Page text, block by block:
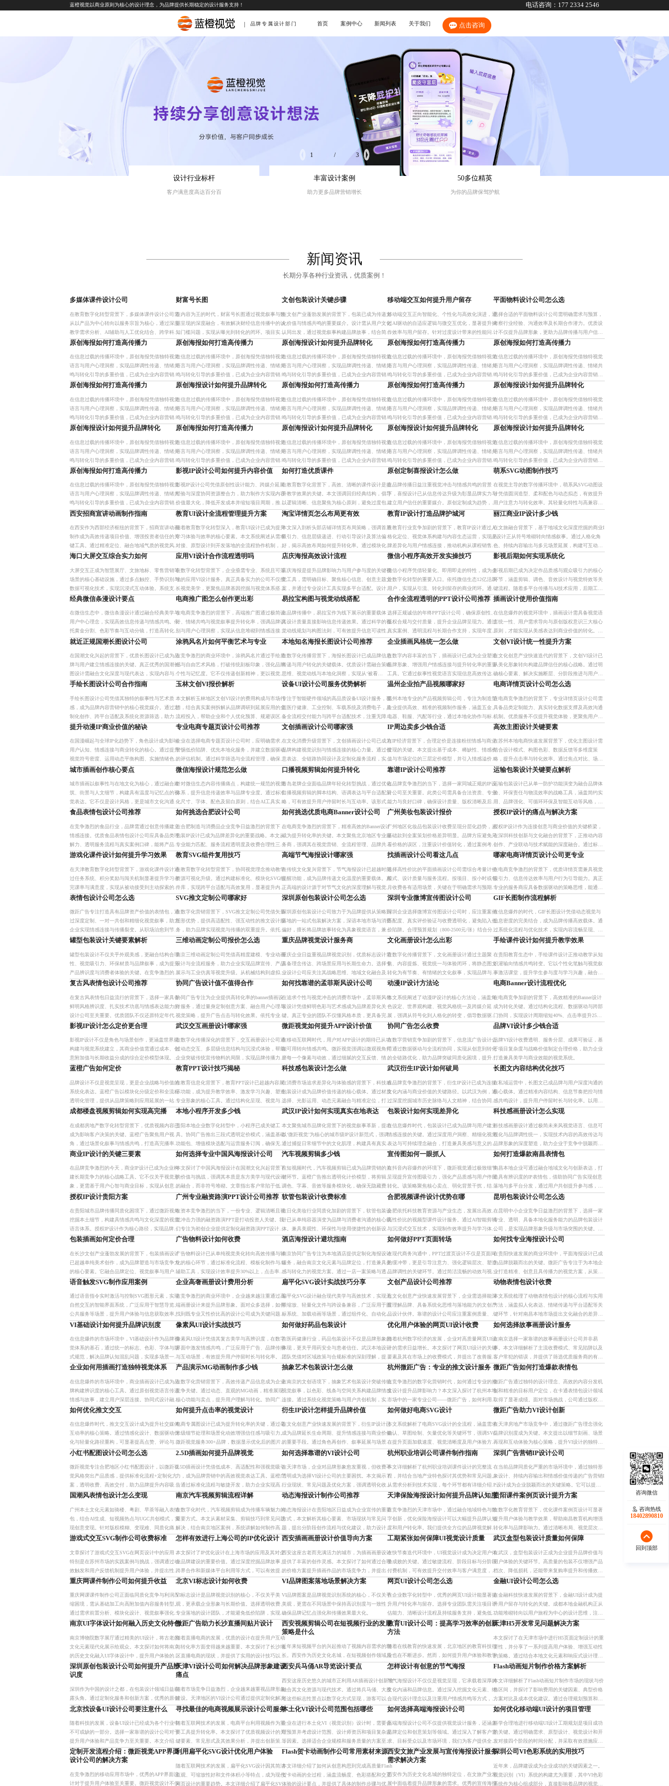
蓝橙视觉以商业原则为核心的设计理念，为品牌提供长期稳定的设计服务支持！ 电话咨询： 177 2334 2546
品牌专属设计部门 首页 案例中心 新闻列表 关于我们 点击咨询
2 / 3
设计行业标杆
客户满意度高达百分百
丰富设计案例
助力更多品牌营销增长
50多位精英
为你的品牌保驾护航
新闻资讯
长期分享各种行业资讯，优质案例！
多媒体课件设计公司
在教育数字化转型背景下，多媒体课件设计公司需
从以产品为中心转向以服务宗旨为核心，通过深度
教学需求分析、AI辅助与人工优化结合、跨学科协
作等机制，构建定制化、高适配性的课件设计体
财富号长图
在内容为王的时代，财富号长图通过视觉叙事与数
据呈现的深度融合，有效解决财经信息传播中的认
知门槛问题，实现从曝光到转化的闭环。项目实践
表明，结构化内容设计与精细化视觉表达可显著提
文创包装设计关键步骤
在文创产业蓬勃发展的背景下，包装已成为传递文
化价值与情感共鸣的重要媒介。设计需从用户文化
认同出发，通过视觉叙事构建品牌故事，结合简约
美学与可持续材质，实现文化基因的现代转化。采
移动端交互如何提升用户留存
移动端交互正向智能化、个性化与高效化演进，通
过AI驱动的自适应逻辑与微交互优化，显著提升操
作效率与用户留存。针对过度设计带来的性能问
题，倡导精炼流程与渐进式披露，构建自然连贯的
平面物料设计公司怎么选
选择合适的平面物料设计公司需明确需求与预算，
考察行业经验、沟通效率及长期合作潜力。优质设
计不仅提升品牌形象，更助力品牌传播与用户信任
建立。
原创海报如何打造高传播力
在信息过载的传播环境中，原创海报凭借独特视觉
语言与用户心理洞察，实现品牌调性传递、情绪共
鸣与转化引导的多重价值，已成为企业内容营销的
核心抓手。其系统化设计流程与多场景适配能力，
原创海报如何打造高传播力
在信息过载的传播环境中，原创海报凭借独特视觉
语言与用户心理洞察，实现品牌调性传递、情绪共
鸣与转化引导的多重价值，已成为企业内容营销的
核心抓手。其系统化设计流程与多场景适配能力，
原创海报设计如何提升品牌转化
在信息过载的传播环境中，原创海报凭借独特视觉
语言与用户心理洞察，实现品牌调性传递、情绪共
鸣与转化引导的多重价值，已成为企业内容营销的
核心抓手。其系统化设计流程与多场景适配能力，
原创海报如何打造高传播力
在信息过载的传播环境中，原创海报凭借独特视觉
语言与用户心理洞察，实现品牌调性传递、情绪共
鸣与转化引导的多重价值，已成为企业内容营销的
核心抓手。其系统化设计流程与多场景适配能力，
原创海报如何打造高传播力
在信息过载的传播环境中，原创海报凭借独特视觉
语言与用户心理洞察，实现品牌调性传递、情绪共
鸣与转化引导的多重价值，已成为企业内容营销的
核心抓手。其系统化设计流程与多场景适配能力，
原创海报如何打造高传播力
在信息过载的传播环境中，原创海报凭借独特视觉
语言与用户心理洞察，实现品牌调性传递、情绪共
鸣与转化引导的多重价值，已成为企业内容营销的
核心抓手。其系统化设计流程与多场景适配能力，
原创海报设计如何提升品牌转化
在信息过载的传播环境中，原创海报凭借独特视觉
语言与用户心理洞察，实现品牌调性传递、情绪共
鸣与转化引导的多重价值，已成为企业内容营销的
核心抓手。其系统化设计流程与多场景适配能力，
原创海报如何打造高传播力
在信息过载的传播环境中，原创海报凭借独特视觉
语言与用户心理洞察，实现品牌调性传递、情绪共
鸣与转化引导的多重价值，已成为企业内容营销的
核心抓手。其系统化设计流程与多场景适配能力，
原创海报如何打造高传播力
在信息过载的传播环境中，原创海报凭借独特视觉
语言与用户心理洞察，实现品牌调性传递、情绪共
鸣与转化引导的多重价值，已成为企业内容营销的
核心抓手。其系统化设计流程与多场景适配能力，
原创海报设计如何提升品牌转化
在信息过载的传播环境中，原创海报凭借独特视觉
语言与用户心理洞察，实现品牌调性传递、情绪共
鸣与转化引导的多重价值，已成为企业内容营销的
核心抓手。其系统化设计流程与多场景适配能力，
原创海报设计如何提升品牌转化
在信息过载的传播环境中，原创海报凭借独特视觉
语言与用户心理洞察，实现品牌调性传递、情绪共
鸣与转化引导的多重价值，已成为企业内容营销的
核心抓手。其系统化设计流程与多场景适配能力，
原创海报如何打造高传播力
在信息过载的传播环境中，原创海报凭借独特视觉
语言与用户心理洞察，实现品牌调性传递、情绪共
鸣与转化引导的多重价值，已成为企业内容营销的
核心抓手。其系统化设计流程与多场景适配能力，
原创海报设计如何提升品牌转化
在信息过载的传播环境中，原创海报凭借独特视觉
语言与用户心理洞察，实现品牌调性传递、情绪共
鸣与转化引导的多重价值，已成为企业内容营销的
核心抓手。其系统化设计流程与多场景适配能力，
原创海报设计如何提升品牌转化
在信息过载的传播环境中，原创海报凭借独特视觉
语言与用户心理洞察，实现品牌调性传递、情绪共
鸣与转化引导的多重价值，已成为企业内容营销的
核心抓手。其系统化设计流程与多场景适配能力，
原创海报设计如何提升品牌转化
在信息过载的传播环境中，原创海报凭借独特视觉
语言与用户心理洞察，实现品牌调性传递、情绪共
鸣与转化引导的多重价值，已成为企业内容营销的
核心抓手。其系统化设计流程与多场景适配能力，
原创海报如何打造高传播力
在信息过载的传播环境中，原创海报凭借独特视觉
语言与用户心理洞察，实现品牌调性传递、情绪共
鸣与转化引导的多重价值，已成为企业内容营销的
核心抓手。其系统化设计流程与多场景适配能力，
影视IP设计公司如何提升内容价值
影视IP设计公司凭借原创性设计能力、跨媒介延展
经验与深度协同资源整合力，助力制作方实现内容
价值最大化，降低开发成本并缩短项目周期，推动
品牌可持续发展。
如何打造优质课件
在教育数字化背景下，高效、清晰的课件设计是提
升教学效果的关键。本文强调回归经典结构，倡导
以逻辑清晰、信息聚焦为核心原则，避免过度包
装，通过标准化模板与内容优化，实现备课效率提
原创定制喜报设计怎么做
在品牌传播日益注重视觉冲击与情感共鸣的背景
下，喜报设计已从信息传达升级为彰显品牌实力与
建立用户信任的重要媒介。原创定制成为趋势，通
过个性化创意、统一视觉语言与互动化表达，实现
萌系SVG动图制作技巧
在视觉主导的数字传播环境中，萌系风SVG动图设
计凭借圆润造型、柔和配色与动态拟态，有效提升
用户注意力与转化效率。其轻量化特性与高兼容
性，适配移动端场景，广泛应用于电商、社交及H5
西安招商宣讲动画制作指南
在西安作为西部经济枢纽的背景下，招商宣讲动画
制作成为高效传递项目价值、增强投资者信任的关
键工具。通过精准定位、融合地域气质的视觉风格
与数据可视化表达，实现从信息传达到价值塑造的
教育UI设计全流程管理提升方案
随着教育数字化转型深入，教育UI设计已成为提升
学习体验与效率的核心要素。本文系统阐述从需求
对接、原型设计到开发落地的全流程协作机制，强
调以用户为中心的设计原则与标准化流程的重要
淘宝详情页怎么布局更有效
本文深入剖析头部店铺详情页布局策略，强调首屏
吸引力、信息层级递进、行动引导设计及算法偏
好，揭示高效布局如何提升转化率。通过模块化设
计与A/B测试优化，实现从浏览到购买的自然过
教育IP设计打造品牌护城河
在教育行业竞争加剧的背景下，教育IP设计通过人
格化定位、视觉体系构建与内容生态运营，实现品
牌差异化与用户情感连接，推动机构从课程销售向
信任经济转型，助力构建可持续增长的品牌护城
丽江商业IP设计多少钱
在文旅融合背景下，基于地域文化深度挖掘的商业I
P设计正从符号堆砌转向情感叙事。通过人格化角
色、持续内容输出与多元场景延展，构建可互动、
可成长的品牌形象，实现从内容到转化的闭环。以
海口大屏交互综合实力如何
大屏交互正成为智慧展厅、文旅地标、零售营销等
场景的核心基础设施，通过多点触控、手势识别与
数据可视化技术，实现沉浸式互动体验。系统支持
远程管理与智能运维，显著提升用户参与度与转化
应用VI设计合作流程透明吗
在数字化转型背景下，企业亟需专业、系统且可落
地的应用VI设计服务。真正具备实力的公司不仅擅
长视觉美学，更聚焦品牌基因挖掘与视觉体系搭
建，覆盖从品牌定位到多平台组件库的全流程。通
店庆海报高效设计流程
店庆海报是提升品牌影响力与用户参与度的关键视
觉工具，需明确目标、聚焦核心信息、创意主题文
案，并通过专业设计工具实现多平台适配。设计后
经内部审核确保准确无误，结合线上线下渠道协同
微信小程序高效开发实操技巧
微信小程序凭借轻量化、即用即走的特性，成为企
业数字化转型的重要入口。依托微信生态12亿活跃
用户，实现从引流、转化到留存的商业闭环。通过
个性化设计与云开发技术，提升用户体验与运营效
影视后期如何实现系统化
影视后期已成为决定作品质感与观众吸引力的核心
环节，涵盖剪辑、调色、音效设计与视觉特效等关
键流程。随着多平台传播与AI技术应用，后期工作
正向系统化、智能化演进，需构建标准化流程以确
经典微信条漫设计要点
在微信生态中，微信条漫设计通过融合经典美学与
用户中心理念，实现高效信息传递与情感共鸣。依
托黄金分割、色彩节奏与互动分镜，打造高转化率
视觉叙事内容，助力品牌建立长期影响力。
电商推广图怎么创作更出彩
在电商竞争激烈的背景下，高端推广图通过极简设
计、情绪共鸣与视觉叙事提升转化率，强调品牌识
别与用户心理洞察，实现从信息堆砌到情感连接的
升级。
易拉宝构图与视觉动线搭配
在品牌传播中，易拉宝作为线下展示的重要载体，
其设计质量直接影响信息传递效果。通过科学的视
觉动线规划与构图法则，可有效提升信息可读性与
品牌调性，实现高效传播。本文强调留白、对齐、
合作全流程透明的PPT设计公司推荐
选择正规诚信的年终PPT设计公司，确保原创性、
版权合规与交付质量，提升企业品牌呈现力。通过
真实案例、透明流程与长期合作支持，实现年度汇
报的专业化与视觉统一。
插画设计使用价值指南
在信息爆炸的视觉环境中，插画设计需具备视觉语
言统一性、用户需求导向与原创版权意识三大核心
原则，才能实现从美感表达到商业价值的转化。优
秀作品不仅是艺术呈现，更是品牌传播与用户共鸣
就近正规国潮长图设计公司
在国潮文化兴起的背景下，优质长图设计已成为品
牌与用户建立情感连接的关键。真正优秀的国潮长
图设计需融合文化深度与现代表达，实现内容与视
觉的高度统一，提升传播效果。企业应从流程、案
涂鸦风名片如何平衡艺术与专业
在竞争激烈的商业环境中，涂鸦风名片通过手绘质
感与自由艺术风格，打破传统刻板印象，强化品牌
个性与记忆度。它不仅传递创新精神，更以视觉冲
击力提升好感度，适用于文创、设计类品牌。合理
本地知名海报长图设计公司推荐
在数字化传播背景下，海报长图设计已成品牌信息
传递与用户转化的关键载体。优质设计需融合策略
思维、视觉动线与本地化洞察，实现从‘被看
到’到‘被转发’的传播闭环。专业团队通过AI辅助、
企业插画风格统一怎么做
在数字内容丰富的当下，插画设计已成为企业塑造
品牌形象、增强用户情感连接与提升转化率的重要
工具。它通过叙事性视觉语言实现信息高效传达，
广泛应用于品牌宣传、电商展示及APP交互引导等
文创VI设计统一性提升方案
在文化创意产业快速迭代的背景下，文创VI设计已
从美化形象转向构建品牌信任的核心战略。通过明
确核心要素、解决实施断层、分阶段推进与用户参
与式创新，实现视觉系统高效落地。该体系显著提
手绘长图设计公司合作指南
手绘长图设计公司凭借其独特的叙事性与艺术质
感，成为品牌内容营销中的核心视觉媒介。通过定
制化创作、跨平台适配及系统化资源筛选，助力企
业高效产出高传播力的视觉内容，广泛应用于品牌
玉林文创VI报价解析
本文解析玉林地区文创VI设计的费用构成与市场行
情，结合真实案例拆解从品牌调研到延展应用的全
流程投入，帮助企业和个人优化预算、规避误区，
实现品牌视觉系统的高效落地。
设备UI设计公司服务优势解析
专注于智能硬件领域的高品质设备UI设计服务，覆
盖医疗健康、工业控制、车载系统及消费电子，具
备全流程交付能力与跨平台适配技术，注重无障碍
设计、低功耗优化与长期迭代支持，助力产品提升
温州企业拍产品视频哪家好
温州本地专业的产品视频剪辑公司，专注为制造型
企业提供高效、精准的视频制作服务，涵盖五金、
电器、鞋服、汽配等行业，通过本地化协作与标准
化流程，助力企业提升品牌影响力与市场竞争力。
电商详情页设计公司怎么选
在电商竞争激烈的背景下，专业详情页设计公司需
具备品类定制能力、真实转化数据支撑及高效沟通
机制。优质服务不仅提升视觉体验，更聚焦用户心
理与商业逻辑，实现高转化率。企业应注重长期价
提升动漫IP商业价值的秘诀
在国漫崛起与全球IP化趋势下，角色设计成为影响
用户认知、情感连接与商业转化的核心。通过提升
视觉符号密度、运用动态平衡构图、实施情绪色彩
映射、适配跨文化审美，并构建角色成长档案与视
专业电商专题页设计公司推荐
企业在选择电商专题页设计公司时，应明确需求、
警惕低价陷阱、优先本地化服务，并建立数据驱动
的评估机制。通过科学筛选与全流程管理，确保页
面兼具视觉吸引力与转化效率，实现高效落地与持
文创插画设计公司哪家强
在文化消费升级背景下，文创插画设计公司已成为
品牌构建视觉识别与情感连接的核心力量。通过创
意表达、全链路协同设计及定制化服务流程，实现
从概念到落地的无缝衔接，助力品牌在社交媒体时
IP周边卖多少钱合适
在IP经济背景下，合理定价是连接粉丝情感与商业
变现的关键。本文提出基于成本、稀缺性、情感价
值与市场定位的三层定价模型，并引入情感溢价机
制，助力品牌实现从短期销售到长期生态的跃迁。
高效主图设计关键要素
在苏州本地电商快速发展背景下，优化主图设计需
结合设计模式、构图色彩、数据反馈等多维度策
略，提升点击率与转化效率。通过焦点对比、场景
嵌入、信任背书等模式，融合苏式美学元素，实现
城市插画创作核心要点
城市插画以叙事性与在地文化为核心，通过融合建
筑、街景与人文细节，构建具有温度与记忆点的视
觉表达。它不仅是设计风格，更是城市文化沟通的
媒介，广泛应用于文旅宣传、品牌推广与数字交互
微信海报设计规范怎么做
针对微信生态内容传播痛点，构建统一规范的视觉
体系，提升信息传递效率与品牌专业度。通过标准
化尺寸、字体、配色及留白原则，结合AI工具实现
高效复用，解决风格不一、反复修改等问题，助力
口播视频剪辑如何提升转化
青岛老牌企业面临品牌年轻化转型挑战，通过优化
口播视频剪辑的脚本结构、语调表达与平台适配策
略，可有效提升用户停留时长与互动率。该形式以
真实语感传递品牌故事，助力传统品牌在抖音、小
靠谱IP设计公司推荐
在品牌竞争激烈的当下，选择一家同城正规的IP设
计公司至关重要。此类公司需具备合法资质、专业
能力与良好口碑，确保设计质量、版权清晰及后期
服务到位。通过国家信用系统验证、案例作品集审
运输包装设计关键要点解析
运输包装设计已从单一防护功能演变为融合品牌体
验、环保责任与物流效率的战略工具，涵盖简约实
用、品牌强化、可循环环保及智能互动等风格，需
注重材料选型、结构稳固、尺寸标准化与法规合
食品表情包设计公司推荐
在竞争激烈的食品行业，品牌需通过创意传播建立
情感连接。优质食品表情包设计公司应具备品类理
解力、透明服务流程与真实案例口碑，能将产品特
性转化为生动视觉语言，实现社交裂变传播。
如何挑选合肥设计公司
在合肥制造与消费品企业竞争日益激烈的背景下，
包装IP设计已成为品牌差异化的重要战略。本文从
专业能力匹配、服务流程透明度及收费合理性三方
面，系统分析如何筛选值得信赖的包装IP设计公
如何挑选优质电商Banner设计公司
在电商竞争激烈的背景下，精准高效的Banner设计
成为提升转化率的关键。本文聚焦北京地区专业服
务商，强调其在视觉营销、全流程管理、品牌共创
及长期价值沉淀方面的优势，助力企业实现从一次
广州美妆包装设计报价
广州地区化妆品包装设计收费呈现分层化趋势，从
基础款到全案策划价格差异明显。品牌方应避免只
看价格的误区，注重设计价值转化，通过案例考
察、分阶段付费和明确目标科学决策。优质设计不
授权IP设计的痛点与解决方案
授权IP设计作为连接创意与商业价值的关键桥梁，
在深圳科技创新与文化融合的背景下，正推动内容
创作、产业联动与技术赋能的深度融合。通过标准
化协议与数字技术应用，实现版权保护、收益透明
游戏化课件设计如何提升学习效果
在天津教育数字化转型背景下，游戏化课件设计通
过任务系统、积分奖励与闯关机制显著提升学习者
完课率与满意度，实现从被动接受到主动探索的转
变。该模式融合H5技术与数据追踪，广泛应用于职
教育SVG组件复用技巧
在教育数字化转型背景下，协同视觉理念推动教学
资源可视化升级。通过构建标准化、模块化SVG组
件库，实现跨平台适配与高效复用，显著提升内容
生产效率与视觉一致性。合肥等地实践表明，该模
高端节气海报设计哪家强
在传统文化复兴背景下，节气海报设计已超越时间
提醒功能，成为品牌传递文化温度的重要载体。真
正高端的设计源于对节气文化的深度理解与视觉创
新，需具备系统性视觉延展能力、跨平台适配及文
找插画设计公司看这几点
选择高性价比的平面插画设计公司需综合考量计价
模式、设计质量与服务流程。按项目、按小时或包
月收费各有适用场景，关键在于明确需求与预期。
真正优质的服务不仅体现在价格上，更在于风格统
哪家电商详情页设计公司更专业
在电商竞争激烈的背景下，优质详情页需兼具视觉
吸引力、信息传达效率与用户行为引导能力。真正
专业的服务商应具备数据驱动的策略思维，能通过
A/B测试、热力图分析等工具优化转化路径，并针
表情包设计公司怎么选
微距广告专注打造具有品牌资产价值的表情包，通
过深度定制、一对一共创和精细化视觉叙事，助力
企业实现情感连接与传播裂变。从职场治愈到节日
主题，每套表情包均具备强辨识度与长期传播力，
SVG推文定制公司哪家好
在数字化营销背景下，SVG推文定制公司凭借矢量
图形优势，提供高适配性、强互动性的推文设计服
务，助力品牌实现视觉与传播的双重提升。依托本
地化团队与数据驱动策略，精准匹配跨行业需求，
深圳原创包装设计公司怎么选
深圳原创包装设计公司致力于为品牌提供从策略到
落地的一站式包装解决方案，深谙本地市场与消费
偏好，擅长将品牌故事转化为具象视觉语言，兼顾
美学与可生产性。通过深度洞察、跨维度协作与绿
深圳专业微博宣传图设计公司
深圳企业选择微博宣传图设计公司时，应注重案例
匹配度、真实评价验证与收费透明化，避免陷入低
价陷阱。合理预算规划（800-2500元/张）结合分阶
段付款与修改次数限定，确保交付品质。真正有价
GIF长图制作流程解析
在信息爆炸的时代，GIF长图设计凭借动态视觉与
信息密度的完美结合，成为品牌传播高效载体。通
过系统化流程与优化技术，实现内容流畅呈现、文
件轻量化与跨平台兼容，显著提升用户停留时长与
罐型包装设计关键要素解析
罐型包装设计不仅关乎外观美感，更融合结构合理
性、视觉吸引力、环保材质与品牌叙事，成为提升
产品辨识度与消费者体验的关键。在竞争激烈的市
场中，优秀的罐型包装设计能实现从功能容器到品
三维动画定制公司报价怎么选
南京三维动画定制公司凭借高精度建模、专业动画
设计与全流程服务，助力企业实现品牌宣传、产品
展示与工业仿真等视觉升级。从机械结构到虚拟场
景，提供高性价比解决方案，满足不同行业需求。
重庆品牌视觉设计服务商
重庆企业日益重视品牌视觉识别，优质标志设计需
具备理念传达、跨场景应用与长期生命力。选择专
业设计公司应关注其战略思维、地域文化融合及完
整服务流程，避免模板化、同质化问题。通过深度
文化画册设计怎么出彩
在数字化传播背景下，文化画册设计通过主题聚
焦、内容提炼、视觉统一与体验闭环，将静态图文
转化为有节奏、有情绪的文化叙事，实现品牌与受
众的情感连接。优质画册不仅提升传播效率与用户
手绘课件设计如何提升教学效果
在贵阳教育生态中，手绘课件设计正推动教学从知
识灌输向情感共鸣转变。它以个性化笔触与视觉叙
事激活课堂，提升学生参与度与学习兴趣，融合地
域文化元素，实现因材施教与美学表达的统一。该
复古风表情包设计公司推荐
在复古风表情包日益流行的背景下，选择一家具备
鲜明风格辨识度、扎实技术功底与情感表达能力的
设计公司至关重要。优质团队不仅还原特定年代视
觉语言，更注重情绪共鸣与用户心理契合，通过真
协同广告设计值不值得合作
协同广告专注为企业提供高转化率的banner插画设
计服务，通过量身定制创意方案、融合用户心理与
视觉策略，提升广告点击与转化效果。依托专业团
队与高效协作机制，助力品牌建立统一视觉体系，
如何找靠谱的孟菲斯风设计公司
在追求个性与视觉冲击的消费市场中，孟菲斯风包
装设计凭借鲜明色彩与艺术感成为品牌差异化关
键。真正专业的团队不仅懂风格本质，更具备完整
项目流程、透明沟通机制与可量化成果交付能力。
动漫IP设计方法论
本文系统阐述了动漫IP设计的核心方法论，涵盖角
色设定、世界观构建、视觉风格统一及跨媒介延
展，强调从符号化到人格化的转变，倡导数据驱动
的迭代思维，助力创作者实现创意到商业的高效转
电商Banner设计流程优化
在电商竞争加剧的背景下，高效精准的Banner设计
成为转化关键。通过结构化流程、数据驱动与跨部
门协同，实现设计周期缩短40%、点击率提升25%
以上，助力企业将视觉内容转化为实际增长杠杆。
影视IP设计怎么定价更合理
影视IP设计不仅是角色与场景创作，更涵盖世界观
构建与视觉系统建立，其商业价值需通过成本、创
意附加值与长期收益分成的综合定价模型体现。行
业正从一次性交付转向全生命周期运营，强调透明
武汉交互画册设计哪家强
在数字化传播深化的背景下，交互画册设计公司通
过动态交互、多层级信息结构与沉浸式体验，帮助
企业突破传统宣传物料的局限，实现品牌传播力与
用户参与感的双重提升。协同广告立足武汉，提供
微距视觉如何提升APP设计价值
在移动互联网时代，用户对APP设计的期待已从功
能可用转向情感共鸣。微距视觉强调以微观视角打
磨每一个像素与动效，通过细腻的交互反馈、情绪
化的设计语言和多场景适配，提升用户的掌控感与
协同广告怎么收费
在数字营销竞争加剧的背景下，信息流广告设计公
司通过数据驱动与全流程协同，实现从创意到转化
的全链路优化，助力品牌突破同质化困境，提升点
击率与转化效果。
品牌VI设计多少钱合适
品牌VI设计收费透明、服务分层、成果可验证，基
于项目复杂度与战略价值制定合理价格，助力企业
打造兼具美学与商业效能的视觉系统。
蓝橙广告如何定价
品牌设计不仅是视觉呈现，更是企业战略与价值的
系统化表达。蓝橙广告以模块化分级定价和全流程
透明化管理，提供从品牌策略到应用延展的一站式
服务，确保每一分钱都转化为可量化的品牌资产。
教育PPT设计技巧揭秘
在教育信息化背景下，教育PPT设计已超越内容展
示功能，成为提升教学效率、激发学习兴趣、塑造
专业形象的核心工具。通过结构化呈现、视觉与互
动设计、统一风格打造，实现知识高效传递与深度
科技感包装设计怎么做
在消费市场追求差异化与体验感的背景下，科技感
包装设计成为品牌价值传递的核心载体。通过材质
选择、光影运用、动态元素融合与精准定位，打造
兼具视觉冲击力与商业价值的包装方案，实现从‘被
武汉衍生IP设计如何破局
在品牌竞争激烈的背景下，衍生IP设计已成为连接
文化内涵与商业价值的关键路径。以武汉为例，通
过深度挖掘城市历史脉络与人文精神，结合协同广
告的创意协同与资源整合能力，打造具辨识度与情
长图文内容结构优化技巧
在私域运营中，长图文已成品牌与用户深度沟通的
核心载体。通过精准内容结构、信息节奏把控与情
感共鸣设计，提升用户停留时长与转化率。以用户
旅程地图为指导，实现从认知到行动的闭环，助力
成都楼盘视频剪辑如何实现高完播
在成都房地产数字化转型背景下，优质视频内容已
成为影响客户决策的关键。蓝橙广告聚焦用户视
角，通过场景化叙事与情感共鸣，打造高完播率、
强转化力的视频作品，推动行业从‘卖房子’向‘卖生
本地小程序开发多少钱
贵阳本地企业数字化转型中，小程序已成关键工
具。协同广告推出三段式透明定价模式，涵盖基础
功能包、增值模块选配与运营服务订阅，确保无隐
形消费。费用合理反映技术难度与运维成本，强调
武汉IP设计如何实现真实在地表达
本文聚焦城市品牌化背景下的视觉叙事革新，提出
以‘微距视觉’为核心的城市级IP设计新范式，强调
通过捕捉日常细节中的文化肌理，构建具有真实情
感与在地性的视觉符号系统，实现从形象到故事的
包装设计如何实现差异化
在信息爆炸时代，包装设计已成为品牌与用户建立
情感连接的关键。通过深度用户洞察、精细化视觉
表达与可持续理念融合，打造兼具美感与意义的包
装方案，提升品牌辨识度与用户忠诚度。
科技感画册设计怎么实现
科技感画册设计通过极简未来风视觉语言、信息可
视化与品牌调性统一，实现技术内容的高效传达与
品牌形象的深度塑造，助力企业于竞争中脱颖而
出。
商业IP设计的关键三要素
在品牌竞争激烈的今天，商业IP设计已成为企业构
建长期竞争力的核心战略工具。它不仅关乎视觉形
象，更需基于用户心智与商业目标，实现从创意思
路到落地转化的系统化运营。通过明确设计目的、
如何选择专业中国风海报设计公司
本文探讨了中国风海报设计在国潮文化兴起背景下
的价值与挑战，强调其本质是东方美学与现代设计
的融合，而非符号堆砌。文章指出客户常陷于低价
陷阱与版权误区，并提出从作品集、文化理解、服
汽车视频剪辑多少钱
在短视频时代，汽车视频剪辑已成为品牌营销的关
键环节。蓝橙广告推出透明化计价模型，将剪辑、
调色、字幕、音效等服务模块化，确保无隐藏费
用，所有素材合法授权，助力企业高效传播。
宣传图如何一眼抓人
在抖音内容爆炸的环境下，微距视觉通过极致细节
呈现提升宣传图吸引力，强化产品质感与用户停留
转化。该策略聚焦核心卖点、弱化背景干扰，结合
光影与色彩营造高级感，已成为美妆、食品、家居
如何打造爆款南昌表情包
南昌本地企业可通过融合地域文化与创新表达，打
造具有辨识度的IP表情包，借助协同广告实现创意
落地与多平台分发，通过用户共创提升参与感，结
合热点迭代保持内容鲜活，构建区域品牌的数字名
授权IP设计贵阳方案
在贵阳城市品牌传播同质化困境下，通过微距视角
挖掘本土细节，构建具情感共鸣与文化深度的视觉
语言体系。授权IP设计作为核心路径，实现品牌从
产品售卖到故事叙述的跃迁，提升辨识度与传播
广州专业融资路演PPT设计公司推荐
在资本竞争激烈的当下，一份专业、逻辑清晰且视
觉冲击力强的融资路演PPT是打动投资人关键。我
们专注为初创企业提供定制化融资路演PPT设计服
务，将复杂商业逻辑转化为直观叙事，助力高效触
软管包装设计收费标准
在日化美妆行业同质化加剧的背景下，软管包装设
计已从单纯容器演变为品牌与消费者沟通的核心载
体。兼具美观性、环保性与使用便捷性的创新设
计，显著提升用户粘性与复购率。通过可降解材
合肥视频课件设计优势在哪
合肥依托科技教育资源与产业生态，发展出高效、
高性价比的视频型课件设计服务。通过AI智能剪辑
与沉浸式交互技术，实现制作效率提升与学习体验
升级，推动教育数字化转型。
昆明包装设计公司怎么选
在昆明中小企业竞争日益激烈的背景下，选择一家
专业、透明、具备本地化服务能力的品牌包装设计
公司，是实现品牌形象升级与市场突围的关键。本
文从行业趋势、服务标准、风险规避等方面，系统
包装插画如何定价合理
在长沙文创产业蓬勃发展的背景下，包装插画设计
已超越单纯美术创作，成为品牌塑造与市场竞争力
的核心要素。它融合品牌定位、视觉叙事与用户心
理，通过独特风格提升产品辨识度与传播力，助力
广告物料设计如何收费
广告物料设计已从单纯视觉美化转向高效传播与转
化的核心环节，通过标准化流程、模板化制作与AI
辅助工具，实现设计效率提升30%以上，点击率与
转化率增长15%-25%，助力品牌实现统一视觉呈现
酒店海报设计避坑指南
南京协同广告专注为本地酒店提供定制化海报设计
服务，融合南京文化元素与品牌定位，打造兼具美
感与转化力的视觉方案。通过一店一案策略与透明
化收费模式，助力酒店提升品牌形象与客流转化，
如何做好PPT页面转场
在现代商务沟通中，PPT过渡页设计不仅是页面间
的缓冲带，更是引导注意力、强化逻辑层次、塑造
品牌调性的关键环节。通过简洁流畅的动效与视觉
连贯性，实现信息自然衔接，提升演示专业质感与
如何找专业海报设计公司
在贵阳快速发展的商业环境中，平面海报设计已成
为品牌脱颖而出的关键。微距广告专注于为本地企
业打造精准、创意且具传播力的视觉方案，从策略
定位到高效执行，确保每张海报都能有效传递品牌
语音触发SVG制作应用案例
通过语音指令实时激活与控制SVG图形元素，实现
自然交互的智能界面系统，广泛应用于智慧导览、
公共服务等场景，提升用户体验与信息获取效率。
企业高奢画册设计费用分析
在竞争激烈的商业环境中，企业越来越注重通过高
端画册设计来提升品牌形象。面对众多选择，如何
找到既专业又性价比高的设计公司成为关键问题。
本文提供全面解析与建议，帮助企业做出明智决
扁平化SVG设计实战技巧分享
扁平化SVG设计融合现代美学与高效技术，实现无
限缩放、轻量化文件与跨设备兼容，广泛应用于图
标系统、加载动画等场景，通过组件化、自动化构
建及A11Y优化，提升页面性能与用户体验，助力品
文创产品设计公司推荐
在文化创意产业快速发展背景下，企业需选择能深
度理解品牌、具备系统化思维与落地能力的文创产
品设计伙伴。靠谱的设计公司应注重案例质量、专
业团队协作、透明沟通机制及地域文化融合能力，
动物表情包设计收费
本文系统梳理了动物表情包设计的核心流程与实用
方法，涵盖拟人化表达、情绪传递与平台适配等关
键环节，针对南昌本地市场提出文化融合的差异化
策略，并提供分层级的收费参考，助力品牌提升用
VI基础设计如何提升品牌识别度
在信息爆炸的市场环境中，VI基础设计作为品牌视
觉体系的基石，通过统一的标志、色彩、字体与版
式规范，解决品牌认知混乱问题，实现多场景一致
性的视觉表达，提升传播效率与用户信任。现代品
像素风UI设计实战技巧
像素风UI设计凭借其复古美学与高辨识度，在数字
界面中激发情感共鸣，广泛应用于广告、品牌传播
与互动场景，有效提升用户停留时长与转化率。通
过技术优化与用户导向设计，可克服适配难题，实
如何做好药品包装设计
在医药健康行业，药品包装设计不仅是品牌形象的
体现，更关乎用药安全与患者信任。武汉本地设计
团队凭借对区域政策与合规标准的深刻理解，提供
高效、灵活的分阶段计费服务，助力药企实现包装
优化用户体验的网页UI设计收费
随着杭州数字经济的发展，企业对高质量网页UI设
计的需求日益增长。本文探讨了网页UI设计的关键
要素及其在市场上的收费模式，并提出了改善服务
质量的建议，帮助企业更好地选择合适的设计服
如何选择故事画册设计服务
在南京选择一家靠谱的故事画册设计公司并非易
事。本文详细解析了主流收费模式、常见陷阱以及
客户常犯的错误，并提供了筛选优质服务商的有效
方法，帮助读者明确服务边界，了解市场情况并做
企业如何用插画打造独特视觉体系
在信息爆炸的市场环境中，商业插画设计已成为品
牌构建辨识度的核心工具。通过原创视觉语言传递
情感与故事，建立用户深层连接。协同式设计融合
战略与创意，提升效率与一致性，助力品牌实现视
产品演示MG动画制作多少钱
在数字化营销背景下，高效传递产品信息成为企业
竞争关键。通过动态、直观的MG动画，精准展现
核心功能与卖点，提升用户理解与转化。协同广告
以三步聚焦法优化内容策略，实现品牌视觉统一与
抽象艺术包装设计怎么做
在南京的文创语境下，抽象艺术包装设计突破传统
视觉叙事，以色彩、线条与空间关系构建品牌情感
连接。通过系统化视觉策略与用户共创机制，实现
文化意象的现代转译，提升产品辨识度与溢价能
杭州微距广告：专业的推文设计服务
在竞争激烈的数字化营销时代，如何通过专业的推
文设计提升品牌影响力？本文深入探讨了杭州本地
市场中的一家专业公司——微距广告，如何利用创
新的内容策略帮助品牌在小红书平台上脱颖而出。
微距广告如何打造爆款表情包
微距广告通过独特的设计理念、高效的内容分发机
制和精准的目标用户定位，在卡通表情包设计领域
取得了显著成绩。面对市场挑战，公司通过版权保
护和持续创新，确保产品的高质量和高口碑。未
如何优化推文交互
在信息爆炸时代，推文交互设计成为提升社交媒体
互动率的核心策略。通过情感化设计、数据驱动优
化与轻量化路径重构，可显著提高点赞、评论与转
发率，增强用户参与感与平台黏性，实现内容传播
如何提升点击率的视觉设计
电商专属图设计已成为提升转化率的关键，通过毫
米级细节处理和场景化动效增强信任感与吸引力。
微距视觉服务300+品牌，数据显示优化后的图片可
显著提升停留时长与转化率，中小商家可通过减法
衍生IP设计怎样提升品牌价值
在文化创意产业快速发展的背景下，衍生IP设计已
成为品牌延长生命周期、提升情感连接与商业价值
的重要手段。通过角色再创作、叙事延展与场景融
合，将IP深度融入产品与服务，实现从形象授权到
如何做好电商SVG设计
本文系统解析了电商SVG设计的全流程，涵盖需求
确认、草图绘制、矢量优化等关键环节，强调SVG
在提升页面加载速度、视觉清晰度及用户体验方面
的优势，助力电商品牌高效转化。
微距广告助力VI设计创新
在天津房地产市场竞争中，通过微距广告理念强化
品牌识别度成为关键。本文提出以细节刻画、场景
再现和互动体验为核心策略，提升VI设计的独特性
和客户共鸣力，助力企业打造差异化竞争优势。
小红书配图设计公司怎么选
微距视觉专注合肥地区小红书配图设计，以微距视
觉风格突出产品质感，提供标准化流程+定制化方
案，透明收费、高效交付，助力品牌提升内容吸引
力与转化率。
2.5D插画如何提升品牌视觉
2.5D插画设计凭借低成本、高适配性和强视觉吸引
力，成为品牌营销中的高效视觉表达工具。蓝橙广
告通过标准化流程与敏捷开发，助力企业实现高质
量、高效率的创意落地，适用于电商、社交媒体等
如何选择靠谱的VI设计公司
在天津市场，企业对品牌形象愈发重视，但收费不
透明成为选择VI设计公司的主要困扰。本文揭示了
行业现状、常见问题及优化方案，强调透明化收费
模式的重要性，帮助企业节省成本并建立长期合作
杭州职业培训公司课件制作指南
本文详细解析了杭州职业培训课件设计的完整流
程，并结合当地产业特色探讨其优势和常见问题。
从需求分析到技术实现，每个环节都有详细介绍，
旨在提升学习效率与效果，同时降低培训成本，增
深圳广告营销IP设计公司
在当前品牌同质化严重的市场环境中，通过独特形
象设计、持续内容输出和情感价值传递的广告营销I
P设计成为企业脱颖而出的关键策略。它可以提升
品牌辨识度、增强用户粘性，并创造丰富的衍生价
国潮风表情包设计怎么变现
广州本土文化元素如骑楼、粤剧、早茶等融入表情
包，结合AI生成、短视频热点与UGC共创模式，实
现创意变现。针对版权模糊、变现难、同质化痛
点，提出分层定价、区块链确权与本地文创平台聚
南京汽车视频剪辑流程详解
在数字化时代，汽车视频剪辑成为传播车辆魅力的
重要方式。本文从素材采集、剪辑技巧到常见问题
解决，结合南京地区案例，系统讲解如何制作高质
量汽车视频，帮助爱好者与专业人士提升技能。
动态海报设计制作公司推荐
动态海报设计在贵阳地区日益成为企业宣传的重要
方式，本文解析其核心要素、市场现状与常见问
题，提出分阶段创作流程与优化建议，助力设计师
和企业提升作品质量与转化效果。
天津保险海报设计如何提升品牌认知度
在竞争激烈的天津市场中，通过融合地域特色与数
字创新，优化保险海报设计可以大幅提升品牌认知
度和用户转化率。我们提供全方位的品牌视觉解决
方案，帮助您脱颖而出。
贵阳课件案例页设计提升方案
在数字化教育背景下，优化课件案例页设计可显著
提升用户体验与教学效果，帮助南昌教育机构增强
转化率与品牌影响力。通过清晰布局、视觉层次和
互动元素，打造专业且友好的页面，实现高效展示
游戏式交互SVG制作公司收费标准
文章探讨了游戏式交互SVG在网页设计中的应用，
特别是在苏州市场的实践案例与挑战，强调通过动
效触发和用户反馈机制提升用户体验，并提出性能
优化、响应式设计等解决方案，展现其在数字创意
怎样有效进行上海公司的IP优化设计
本文探讨了IP优化设计在上海市场的应用及其对企
业品牌建设的重要价值。通过深度挖掘品牌故事、
跨界合作和新媒体平台利用等方式，可以有效提升
企业竞争力，并吸引年轻消费者群体的关注，最终
西安插画画册设计价值导向方案
西安这座古老而充满活力的城市，为插画画册设计
提供了丰富的创作灵感。本文探讨了如何通过合理
的价格方案提升插画作品的市场竞争力，并提出了
一系列创新策略以实现差异化竞争。无论是基础
工期紧张如何保障UI视觉设计质量
在快节奏迭代环境中，UI视觉设计成为决定用户体
验成败的关键。通过敏捷流程、阶段目标与分阶段
付费机制，可有效提升交付效率与客户满意度，实
现高质量、高信任的设计合作模式。
武汉盒型包装设计质量如何保障
在武汉，盒型包装设计正成为企业提升品牌价值与
用户体验的关键环节。高质量的包装不仅增强产品
档次、降低损耗，还能带来复购率提升和传播效
应。企业需关注结构合理性、材料环保性及成本透
重庆网课件制作公司如何提升收益
重庆网课课件制作公司正面临同质化竞争与利润压
缩困境，需从基础加工向高附加值内容服务转型。
通过需求前置分析、模块化设计、视觉叙事强化及
客户共创机制，可提升客单价、留存率与交付效
北京VI标志设计如何收费
VI标志设计是品牌视觉识别的核心，不仅关乎美
观，更承载企业形象与长期价值。选择透明收费、
专业落地的设计团队，才能避免低价陷阱，实现品
牌竞争力提升。
VI品牌图案落地场景解决方案
VI品牌图案是品牌视觉识别系统的核心，不仅关乎
美观，更需在不同场景中保持高识别度与一致性，
确保品牌记忆点强化和传播效果最大化。
网页UI设计公司怎么选
在企业数字化转型中，优秀的网页UI设计能显著提
升用户转化率与留存。选择专业团队需关注项目评
估能力、清晰设计流程及持续服务支持，避免低价
陷阱与表面美观。蓝橙广告专注中小型项目，提供
透明定价与定制化方案，
金融UI设计公司怎么选
在金融科技快速发展的背景下，金融UI设计成为提
升用户留存与转化的关键。成都本地金融机构正从
功能堆砌转向以用户旅程为中心的设计思维，注重
响应式布局、信息分层与无障碍体验，通过A/B测
南京UI字体设计如何融入历史文化特色
南京博物院数字展厅通过精美的UI设计，将古老的
文化元素现代化展示给观众。本文探讨如何将南京
的历史文化融入UI字体设计中，提升用户体验的同
时传播城市文化。解决方案包括建立本土资源库、
提供专业知识培训以及
微距广告助力长沙直播间贴片设计
随着直播电商的发展，优质的设计在提升用户互动
与转化率方面变得越来越重要。本文探讨了长沙地
区直播电商的现状，并提供了实用的设计技巧以及
避免常见误区的方法，同时分享了一个成功的案例
来证明专业设计对于品牌长
西安视频剪辑公司在短视频行业的发展
策略是什么
近年来短视频平台的兴起推动了视频内容需求的增
长。西安作为历史文化名城，在短视频创作领域具
有独特优势。本文探讨了本地视频剪辑公司在技术
务、行业深耕等实用策略，展
教育UI设计公司：提高学习效率的创新
方法
随着在线教育的快速发展，北京地区的教育科技行
业也在不断进步。然而，如何提升用户体验和教学
效果成为一个重要问题。通过优化用户界面设计，
性。本文探讨了教育UI设
天津H5开发常见问题解决方案
本文探讨了在天津市场中进行H5页面定制设计的重
要性，并分享了一系列提高用户体验、增强互动性
的策略。通过结合本地文化元素和响应式设计理
念，可以有效提升品牌影响力与用户粘性，进而推
深圳原创包装设计公司如何提升产品辨
识度
深圳作为中国的设计之都，在包装设计领域日益崭
露头角。通过定制化服务和创新方案，优秀的原创
包装设计公司帮助企业提升产品辨识度、增强用户
独特而有竞争力的包装设计
天津VI设计公司如何解决品牌形象建设
痛点
随着市场竞争日益激烈，企业越来越重视品牌形象
建设。天津地区的VI设计公司通过提供定制化解决
方案、数字化工具应用及全流程服务模式，帮助企
品牌增值。我们致力于为
西安兵马俑AR导览设计要点
西安这座历史悠久的城市正利用AR插画设计创新地
融合其文化资源与现代技术。通过将兵马俑、大雁
塔这些标志性景点以数字化方式呈现，游客可以获
得前所未有的沉浸式体验。同时，这种结合也为传
怎样设计有创意的节气海报
节气海报设计不仅仅是视觉呈现，它承载着深厚的
文化内涵和品牌信息。通过深入挖掘文化元素、结
合现代设计理念以及注重用户情感共鸣等方式，可
以提升品牌的市场竞争力和传播效果。我们的团队
Flash动画短片制作价格方案解析
本文详细解析了Flash动画短片制作市场的现状与价
格区间，并探讨了影响费用的关键因素、典型价格
方案对比及成本优化建议。通过合理规划预算和选
择合适的制作方案，可以帮助客户在保证质量的前
北京找设备UI设计公司要注意什么
随着科技的发展，设备UI设计已经成为各个行业中
不可或缺的一部分。选择一家靠谱的设计公司对于
提升用户体验和产品竞争力至关重要。本文介绍了
如何识别真正靠谱的设备UI设计公司的标准、不同
应用场景下的设计需求
寻找最佳的电商视频展示设计公司服务
随着互联网技术的发展，电商平台利用视频作为重
要工具提升转化率。本文探讨了优质视频设计的关
键要素、常见形式及其效果分析，并提出创新策略
如故事化叙事、多角度展示和互动元素，帮助企业
本土化VI设计公司范围包括哪些
企业在进行本土化VI（视觉识别）设计时，需要合
理预算并考虑设计范围、设计师资历和项目复杂度
等因素。选择适合企业规模和服务质量的方案至关
重要，并可通过分阶段实施和精简不必要的元素来
如何选择高端海报设计公司
高端海报设计公司不仅提供视觉设计服务，还涵盖
品牌定位和创意策划等领域。通过深入了解客户需
求、目标受众以及市场环境，我们为客户提供全方
位的设计解决方案，帮助企业在激烈的市场竞争中
脱颖而出。我们的团队具备
如何优化移动端UI设计的项目管理
科学合理地进行移动端UI设计工期规划是项目成功
的关键。通过明确需求、原型设计、视觉设计和开
发对接四个阶段的时间分配，并采取有效措施应对
常见的工期延误问题，能够确保产品按时交付并提
定制开发流程介绍：微距视觉APP界面
设计公司的解决方案
在竞争激烈的移动应用市场中，优秀的APP界面设
计对于提升用户体验至关重要。微距视觉设计不仅
利用扁平化SVG设计优化用户体验
随着互联网技术的发展，扁平化SVG设计因其简洁
直观、可缩放性好和文件体积小等特点，成为现代
网页设计的重要趋势。本文详细介绍了扁平化SVG
Flash贺卡动画制作公司常用素材来源
本文详细介绍了如何从创意构思到完成高质量Flash
贺卡动画的全过程，涵盖流畅度、色彩搭配和交互
体验的设计要点，并提供了具体的制作步骤与优化
西安文旅产业发展与宣传海报设计服务
需求解决方案
西安作为历史文化名城的独特定位，在文旅产业发
展中面临着提升品牌形象的需求。优秀的宣传海报
深圳公司VI色彩系统的实用技巧
近年来，品牌建设成为企业成功的关键因素之一。
视觉识别（VI）系统的构建尤为重要，其中VI色彩
系统作为核心组成部分，直接影响着品牌的视觉形
咨询热线
17723342546
回到顶部
咨询热线
18402890810
回到顶部